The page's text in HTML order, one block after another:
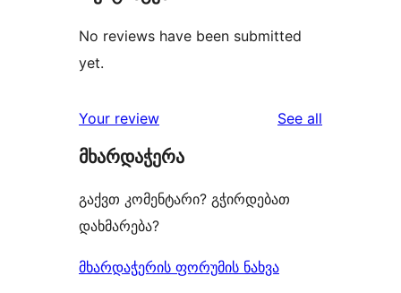
No reviews have been submitted
yet.
Your review See all
მხარდაჭერა
გაქვთ კომენტარი? გჭირდებათ
დახმარება?
მხარდაჭერის ფორუმის ნახვა